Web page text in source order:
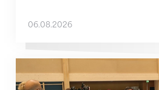
06.08.2026
Mit klaren Zielen nach Zagreb